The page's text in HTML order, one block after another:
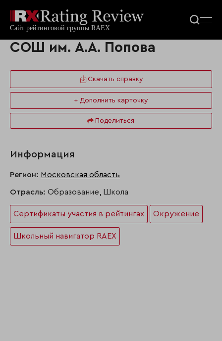
СОШ им. А.А. Попова
Скачать справку
+ Дополнить карточку
Поделиться
Информация
Регион: Московская область
Отрасль: Образование, Школа
Сертификаты участия в рейтингах Окружение
Школьный навигатор RAEX